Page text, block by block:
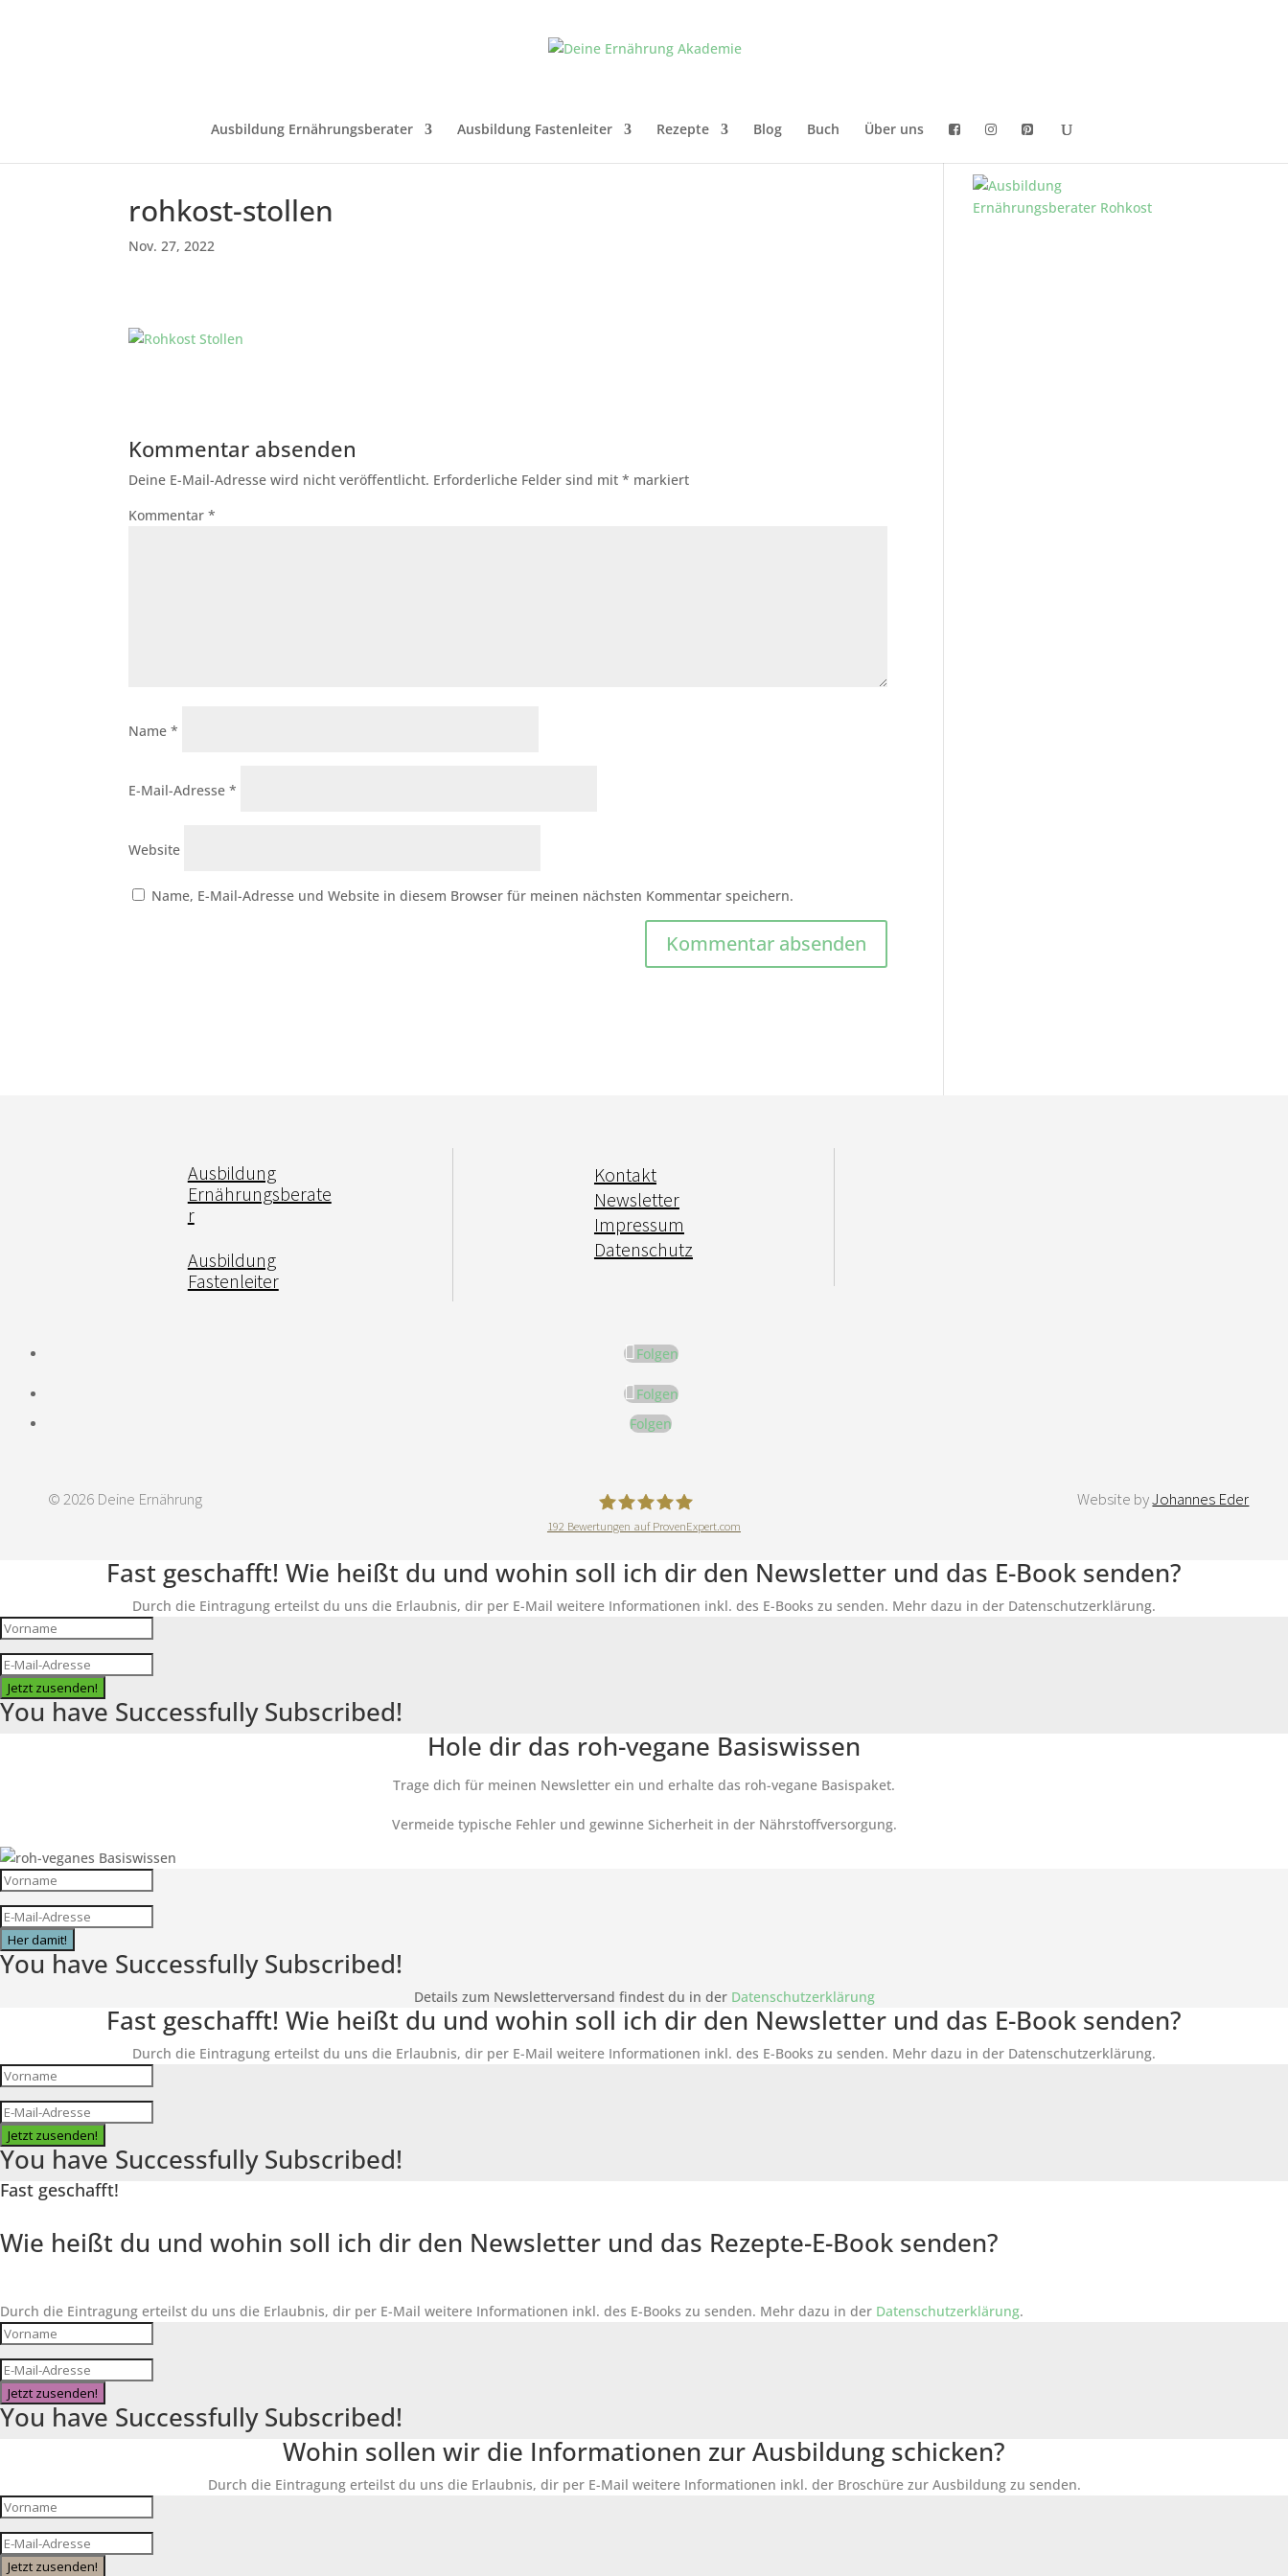
Ausbildung Ernährungsberater Ausbildung Fastenleiter Rezepte Blog Buch Über uns
rohkost-stollen
Nov. 27, 2022
Kommentar absenden
Deine E-Mail-Adresse wird nicht veröffentlicht. Erforderliche Felder sind mit* markiert
Kommentar*
Name*
E-Mail-Adresse*
Website
Name, E-Mail-Adresse und Website in diesem Browser für meinen nächsten Kommentar speichern.
Ausbildung
Ernährungsberate
r
Ausbildung
Fastenleiter
Kontakt
Newsletter
Impressum
Datenschutz
Folgen
Folgen
Folgen
© 2026 Deine Ernährung
DeineErnährungAkademie
192 Bewertungen auf ProvenExpert.com
Website byJohannes Eder
Fast geschafft! Wie heißt du und wohin soll ich dir den Newsletter und das E-Book senden?
Durch die Eintragung erteilst du uns die Erlaubnis, dir per E-Mail weitere Informationen inkl. des E-Books zu senden. Mehr dazu in der Datenschutzerklärung.
Jetzt zusenden!
You have Successfully Subscribed!
Hole dir das roh-vegane Basiswissen
Trage dich für meinen Newsletter ein und erhalte das roh-vegane Basispaket.
Vermeide typische Fehler und gewinne Sicherheit in der Nährstoffversorgung.
Her damit!
You have Successfully Subscribed!
Details zum Newsletterversand findest du in der Datenschutzerklärung
Fast geschafft! Wie heißt du und wohin soll ich dir den Newsletter und das E-Book senden?
Durch die Eintragung erteilst du uns die Erlaubnis, dir per E-Mail weitere Informationen inkl. des E-Books zu senden. Mehr dazu in der Datenschutzerklärung.
Jetzt zusenden!
You have Successfully Subscribed!
Fast geschafft!
Wie heißt du und wohin soll ich dir den Newsletter und das Rezepte-E-Book senden?
Durch die Eintragung erteilst du uns die Erlaubnis, dir per E-Mail weitere Informationen inkl. des E-Books zu senden. Mehr dazu in der Datenschutzerklärung.
Jetzt zusenden!
You have Successfully Subscribed!
Wohin sollen wir die Informationen zur Ausbildung schicken?
Durch die Eintragung erteilst du uns die Erlaubnis, dir per E-Mail weitere Informationen inkl. der Broschüre zur Ausbildung zu senden.
Jetzt zusenden!